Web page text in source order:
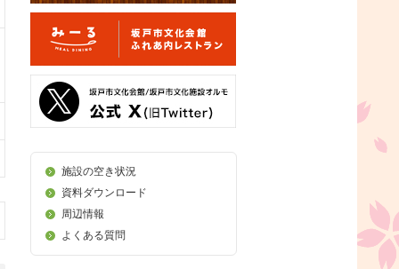
施設の空き状況
資料ダウンロード
周辺情報
よくある質問